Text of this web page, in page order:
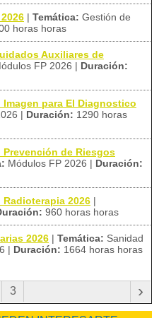
| Temática: Gestión de
horas horas
Auxiliares de
FP 2026 | Duración:
para El Diagnostico
| Duración: 1290 horas
de Riesgos
Módulos FP 2026 | Duración:
2026 |
960 horas horas
2026 | Temática: Sanidad
| Duración: 1664 horas horas
3 ›